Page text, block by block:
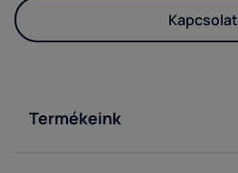
Kapcsolat
Termékeink